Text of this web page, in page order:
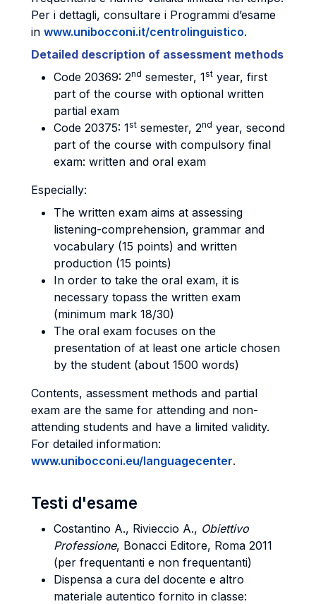
Per i dettagli, consultare i Programmi d’esame
in www.unibocconi.it/centrolinguistico.
Detailed description of assessment methods
Code 20369: 2nd semester, 1st year, first
part of the course with optional written
partial exam
Code 20375: 1st semester, 2nd year, second
part of the course with compulsory final
exam: written and oral exam
Especially:
The written exam aims at assessing
listening-comprehension, grammar and
vocabulary (15 points) and written
production (15 points)
In order to take the oral exam, it is
necessary topass the written exam
(minimum mark 18/30)
The oral exam focuses on the
presentation of at least one article chosen
by the student (about 1500 words)
Contents, assessment methods and partial
exam are the same for attending and non-
attending students and have a limited validity.
For detailed information:
www.unibocconi.eu/languagecenter.
Testi d'esame
Costantino A., Rivieccio A., Obiettivo
Professione, Bonacci Editore, Roma 2011
(per frequentanti e non frequentanti)
Dispensa a cura del docente e altro
materiale autentico fornito in classe: